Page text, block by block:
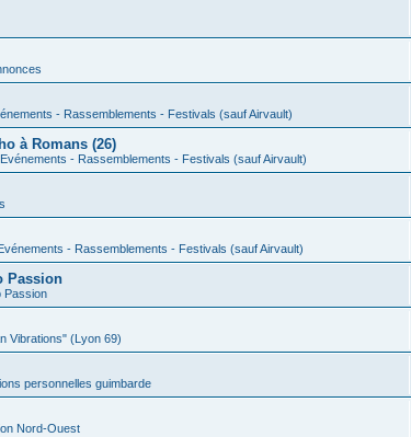
- Rassemblements - Festivals (sauf Airvault)
à Romans (26)
- Rassemblements - Festivals (sauf Airvault)
- Rassemblements - Festivals (sauf Airvault)
Passion
Passion
Vibrations" (Lyon 69)
personnelles guimbarde
Nord-Ouest